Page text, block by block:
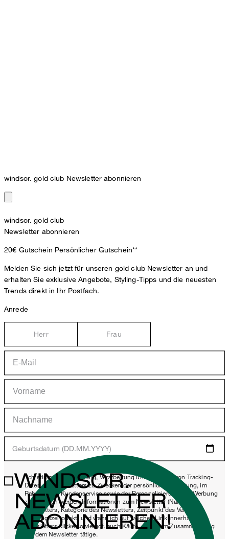
windsor. gold club Newsletter abonnieren
windsor. gold club
Newsletter abonnieren
20€ Gutschein Persönlicher Gutschein**
Melden Sie sich jetzt für unseren gold club Newsletter an und
erhalten Sie exklusive Angebote, Styling-Tipps und die neuesten
Trends direkt in Ihr Postfach.
Anrede
Herr Frau
Geburtsdatum (DD.MM.YYYY)
*Ich stimme der Erhebung, Verarbeitung und Nutzung von Tracking-
Daten des Newsletters zu Zwecken der persönlichen Beratung, im
Rahmen des Kundenservice sowie der Personalisierung von Werbung
zu. Erhoben werden Informationen zum Newsletter (Name des
Newsletters, Kategorie des Newsletters, Zeitpunkt des Versands,
Öffnungszeitpunkt) und wann ich auf welchen Link innerhalb des
Newsletters klicke sowie ggf. auch Käufe, die ich im Zusammenhang
mit dem Newsletter tätige.
WINDSOR.
NEWSLETTER
ABONNIEREN!